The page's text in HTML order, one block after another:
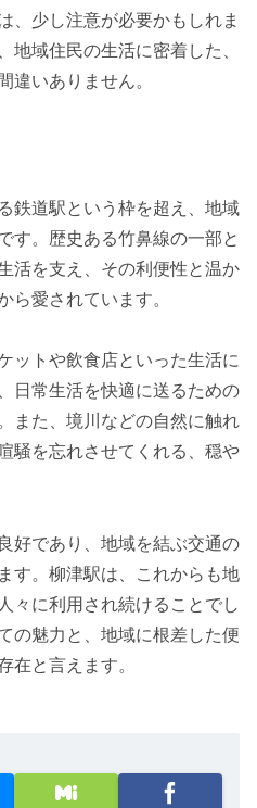
、少し注意が必要かもしれま
地域住民の生活に密着した、
違いありません。
鉄道駅という枠を超え、地域
す。歴史ある竹鼻線の一部と
活を支え、その利便性と温か
ら愛されています。
ットや飲食店といった生活に
日常生活を快適に送るための
また、境川などの自然に触れ
騒を忘れさせてくれる、穏や
好であり、地域を結ぶ交通の
す。柳津駅は、これからも地
々に利用され続けることでし
の魅力と、地域に根差した便
在と言えます。